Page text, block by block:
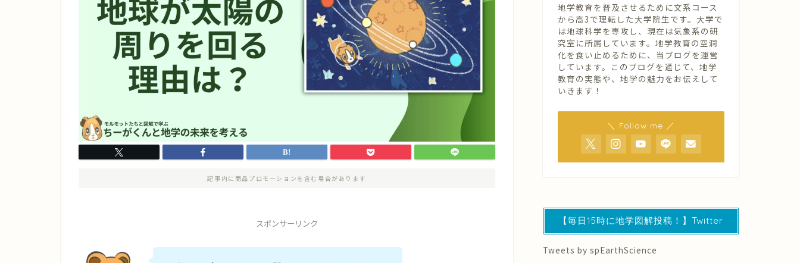
記事内に商品プロモーションを含む場合があります
スポンサーリンク
地学教育を普及させるために文系コース
から高3で理転した大学院生です。大学で
は地球科学を専攻し、現在は気象系の研
究室に所属しています。地学教育の空洞
化を食い止めるために、当ブログを運営
しています。このブログを通じて、地学
教育の実態や、地学の魅力をお伝えして
いきます！
＼ Follow me ／
【毎日15時に地学図解投稿！】Twitter
Tweets by spEarthScience